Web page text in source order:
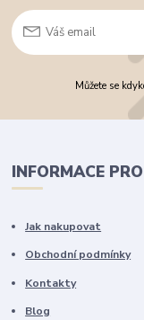
Můžete se
INFORMACE
Jak nakupovat
Obchodní podmínky
Kontakty
Blog